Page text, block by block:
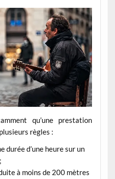
qu’une prestation
règles :
durée d’une heure sur un
à moins de 200 mètres